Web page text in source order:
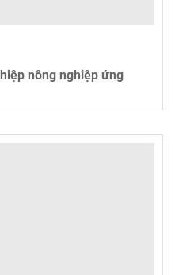
nông nghiệp ứng